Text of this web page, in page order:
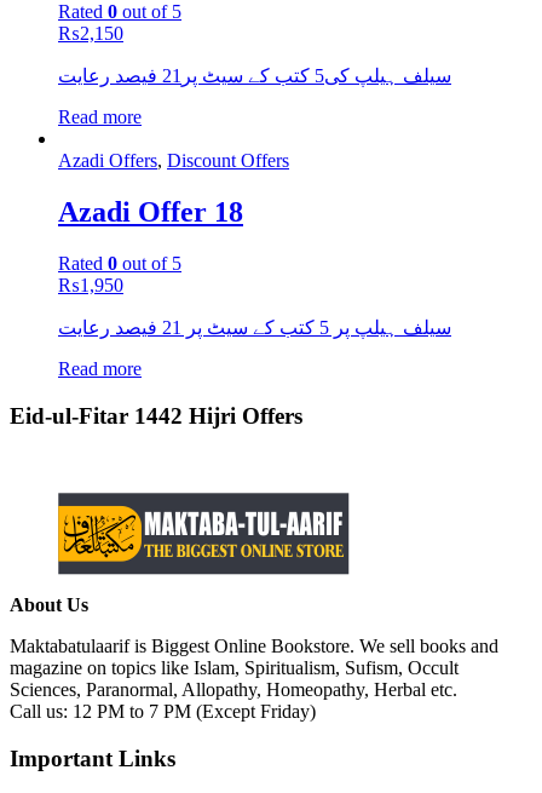
Rated 0 out of 5
₨2,150
سیلف ہیلپ کی5 کتب کے سیٹ پر21 فیصد رعایت
Read more
Azadi Offers, Discount Offers
Azadi Offer 18
Rated 0 out of 5
₨1,950
سیلف ہیلپ پر 5 کتب کے سیٹ پر 21 فیصد رعایت
Read more
Eid-ul-Fitar 1442 Hijri Offers
About Us
Maktabatulaarif is Biggest Online Bookstore. We sell books and
magazine on topics like Islam, Spiritualism, Sufism, Occult
Sciences, Paranormal, Allopathy, Homeopathy, Herbal etc.
Call us: 12 PM to 7 PM (Except Friday)
Important Links